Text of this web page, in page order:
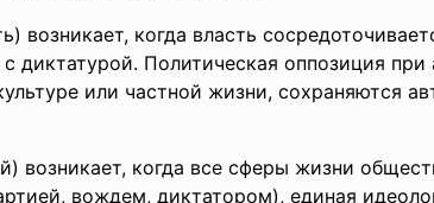
когда власть
диктатурой. Политическая оппозиция
или частной жизни, сохраняются
когда все сферы жизни
вождем, диктатором), единая